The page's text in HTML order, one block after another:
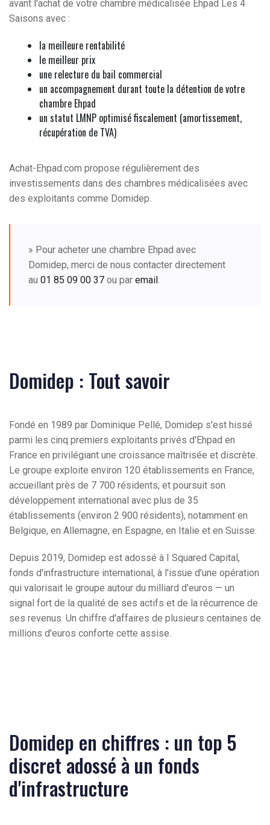
avant l'achat de votre chambre médicalisée Ehpad Les 4
Saisons avec :
la meilleure rentabilité
le meilleur prix
une relecture du bail commercial
un accompagnement durant toute la détention de votre
chambre Ehpad
un statut LMNP optimisé fiscalement (amortissement,
récupération de TVA)
Achat-Ehpad.com propose régulièrement des
investissements dans des chambres médicalisées avec
des exploitants comme Domidep.
» Pour acheter une chambre Ehpad avec
Domidep, merci de nous contacter directement
au 01 85 09 00 37 ou par email
Domidep : Tout savoir
Fondé en 1989 par Dominique Pellé, Domidep s'est hissé
parmi les cinq premiers exploitants privés d'Ehpad en
France en privilégiant une croissance maîtrisée et discrète.
Le groupe exploite environ 120 établissements en France,
accueillant près de 7 700 résidents, et poursuit son
développement international avec plus de 35
établissements (environ 2 900 résidents), notamment en
Belgique, en Allemagne, en Espagne, en Italie et en Suisse.
Depuis 2019, Domidep est adossé à I Squared Capital,
fonds d'infrastructure international, à l'issue d'une opération
qui valorisait le groupe autour du milliard d'euros — un
signal fort de la qualité de ses actifs et de la récurrence de
ses revenus. Un chiffre d'affaires de plusieurs centaines de
millions d'euros conforte cette assise.
Domidep en chiffres : un top 5
discret adossé à un fonds
d'infrastructure